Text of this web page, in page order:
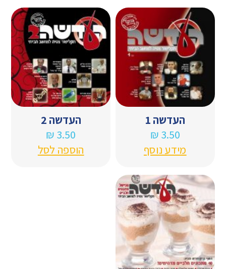
העדשה 1
₪ 3.50
מידע נוסף
העדשה 2
₪ 3.50
הוספה לסל